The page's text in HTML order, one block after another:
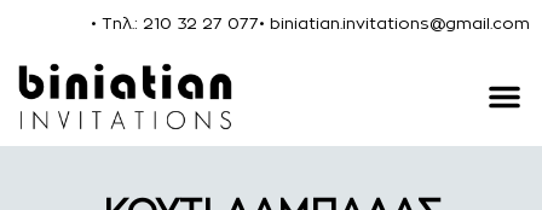
• Τηλ.: 210 32 27 077• biniatian.invitations@gmail.com